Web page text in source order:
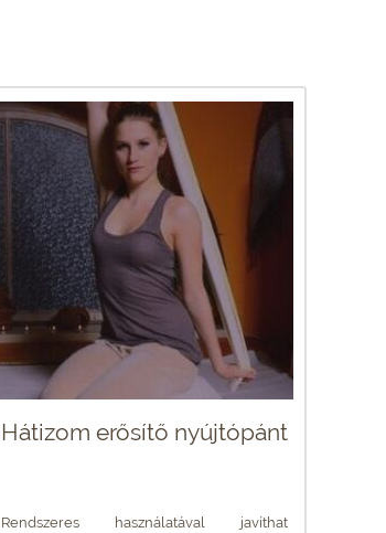
Hátizom erősítő nyújtópánt
Rendszeres használatával javíthat